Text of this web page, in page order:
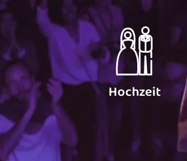
Hochzeit